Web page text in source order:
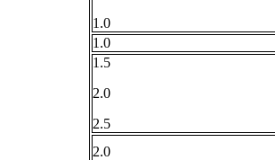
1.0
1.0
1.5
2.0
2.5
2.0